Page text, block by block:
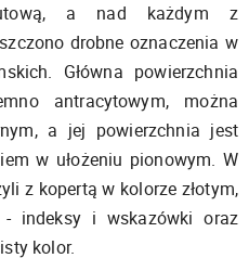
a nad każdym z
drobne oznaczenia w
Główna powierzchnia
antracytowym, można
a jej powierzchnia jest
w ułożeniu pionowym. W
z kopertą w kolorze złotym,
indeksy i wskazówki oraz
kolor.